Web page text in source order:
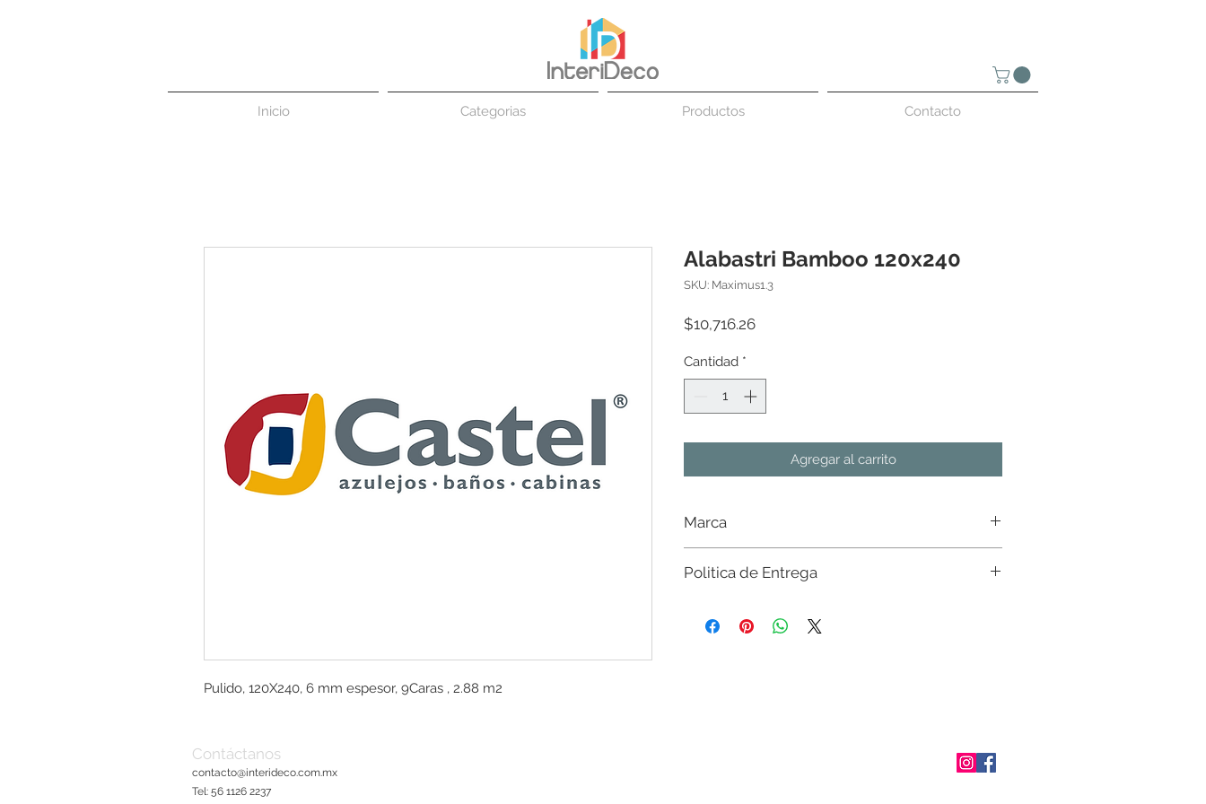
Inicio Categorias Productos Contacto
Pulido, 120X240, 6 mm espesor, 9Caras , 2.88 m2
Alabastri Bamboo 120x240
SKU: Maximus1.3
$10,716.26Precio
Cantidad *
Agregar al carrito
Marca
Politica de Entrega
existencias del material con nuestros ejecutivos. Env�o a
Contáctanos
contacto@interideco.com.mx
Tel: 56 1126 2237